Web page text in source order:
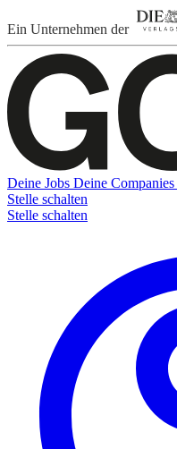
Ein Unternehmen der
Deine Jobs Deine Companies
Stelle schalten
Stelle schalten